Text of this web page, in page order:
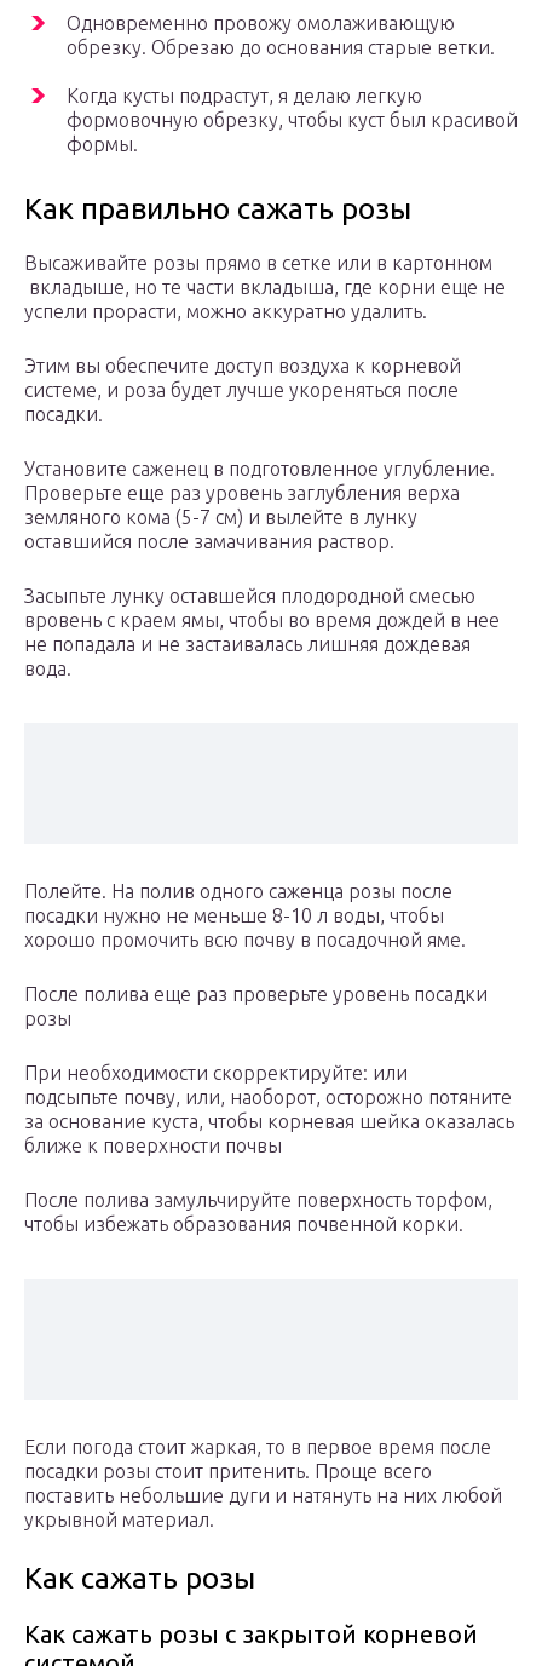
Одновременно провожу омолаживающую
обрезку. Обрезаю до основания старые ветки.
Когда кусты подрастут, я делаю легкую
формовочную обрезку, чтобы куст был красивой
формы.
Как правильно сажать розы
Высаживайте розы прямо в сетке или в картонном
вкладыше, но те части вкладыша, где корни еще не
успели прорасти, можно аккуратно удалить.
Этим вы обеспечите доступ воздуха к корневой
системе, и роза будет лучше укореняться после
посадки.
Установите саженец в подготовленное углубление.
Проверьте еще раз уровень заглубления верха
земляного кома (5-7 см) и вылейте в лунку
оставшийся после замачивания раствор.
Засыпьте лунку оставшейся плодородной смесью
вровень с краем ямы, чтобы во время дождей в нее
не попадала и не застаивалась лишняя дождевая
вода.
Полейте. На полив одного саженца розы после
посадки нужно не меньше 8-10 л воды, чтобы
хорошо промочить всю почву в посадочной яме.
После полива еще раз проверьте уровень посадки
розы
При необходимости скорректируйте: или
подсыпьте почву, или, наоборот, осторожно потяните
за основание куста, чтобы корневая шейка оказалась
ближе к поверхности почвы
После полива замульчируйте поверхность торфом,
чтобы избежать образования почвенной корки.
Если погода стоит жаркая, то в первое время после
посадки розы стоит притенить. Проще всего
поставить небольшие дуги и натянуть на них любой
укрывной материал.
Как сажать розы
Как сажать розы с закрытой корневой